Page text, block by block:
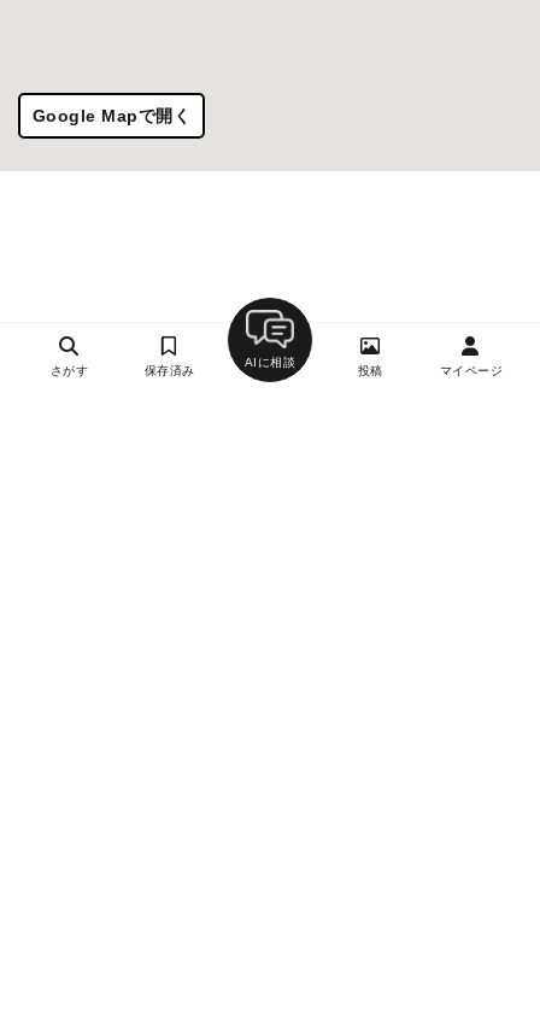
Google Mapで開く
さがす 保存済み
AIに相談
投稿 マイページ